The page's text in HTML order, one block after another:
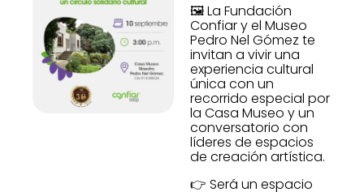
🖼️ La Fundación
Confiar y el Museo
Pedro Nel Gómez te
invitan a vivir una
experiencia cultural
única con un
recorrido especial por
la Casa Museo y un
conversatorio con
líderes de espacios
de creación artística.
👉 Será un espacio